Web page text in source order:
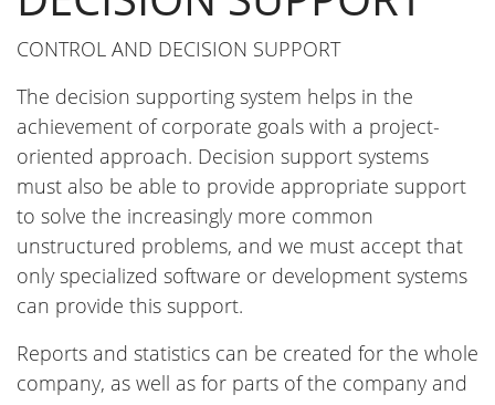
CONTROL AND DECISION SUPPORT
The decision supporting system helps in the
achievement of corporate goals with a project-
oriented approach. Decision support systems
must also be able to provide appropriate support
to solve the increasingly more common
unstructured problems, and we must accept that
only specialized software or development systems
can provide this support.
Reports and statistics can be created for the whole
company, as well as for parts of the company and